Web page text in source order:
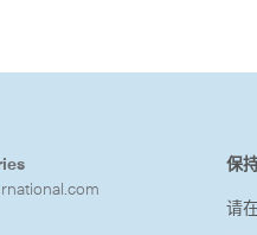
保
请